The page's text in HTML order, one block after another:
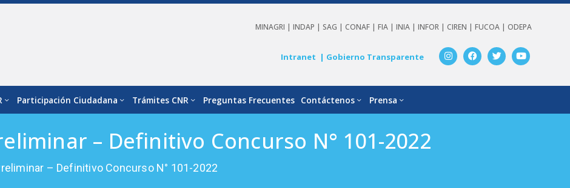
MINAGRI |INDAP | SAG | CONAF |FIA |INIA |INFOR | CIREN |FUCOA | ODEPA
Intranet | Gobierno Transparente
Participación Ciudadana Trámites CNR Preguntas Frecuentes Contáctenos Prensa
– Definitivo Concurso N° 101-2022
– Definitivo Concurso N° 101-2022